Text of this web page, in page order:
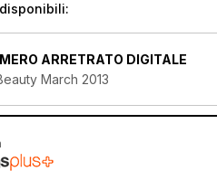
ARRETRATO DIGITALE
March 2013